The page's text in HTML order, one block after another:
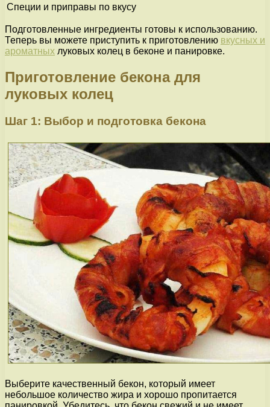
Специи и приправы по вкусу
Подготовленные ингредиенты готовы к использованию.
Теперь вы можете приступить к приготовлению вкусных и
ароматных луковых колец в беконе и панировке.
Приготовление бекона для
луковых колец
Шаг 1: Выбор и подготовка бекона
Выберите качественный бекон, который имеет
небольшое количество жира и хорошо пропитается